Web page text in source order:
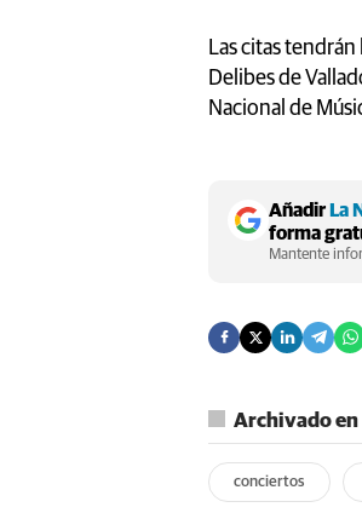
Las citas
Delibes de
Nacional de
AñadirLa
forma
Mantente
Archivado en
conciertos